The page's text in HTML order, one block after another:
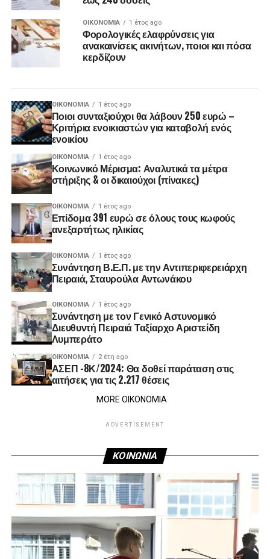
ΟΙΚΟΝΟΜΊΑ 1 έτος ago
Φορολογικές ελαφρύνσεις για
ανακαινίσεις ακινήτων, ποιοι και πόσα
κερδίζουν
ΟΙΚΟΝΟΜΊΑ 1 έτος ago
Ποιοι συνταξιούχοι θα λάβουν 250 ευρώ –
Κριτήρια ενοικιαστών για καταβολή ενός
ενοικίου
ΟΙΚΟΝΟΜΊΑ 1 έτος ago
Κοινωνικό Μέρισμα: Αναλυτικά τα μέτρα
στήριξης & οι δικαιούχοι (πίνακες)
ΟΙΚΟΝΟΜΊΑ 1 έτος ago
Επίδομα 391 ευρώ σε όλους τους κωφούς
ανεξαρτήτως ηλικίας
ΟΙΚΟΝΟΜΊΑ 1 έτος ago
Συνάντηση Β.Ε.Π. με την Αντιπεριφερειάρχη
Πειραιά, Σταυρούλα Αντωνάκου
ΟΙΚΟΝΟΜΊΑ 1 έτος ago
Συνάντηση με τον Γενικό Αστυνομικό
Διευθυντή Πειραιά Ταξίαρχο Αριστείδη
Λυμπεράτο
ΟΙΚΟΝΟΜΊΑ 2 έτη ago
ΑΣΕΠ -8Κ/2024: Θα δοθεί παράταση στις
αιτήσεις για τις 2.217 θέσεις
MORE ΟΙΚΟΝΟΜΙΑ
ADVERTISEMENT
ΚΟΙΝΩΝΙΑ